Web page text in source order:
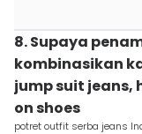
8. Supaya
kombinasikan
jump suit jeans,
on shoes
potret outfit serba jeans